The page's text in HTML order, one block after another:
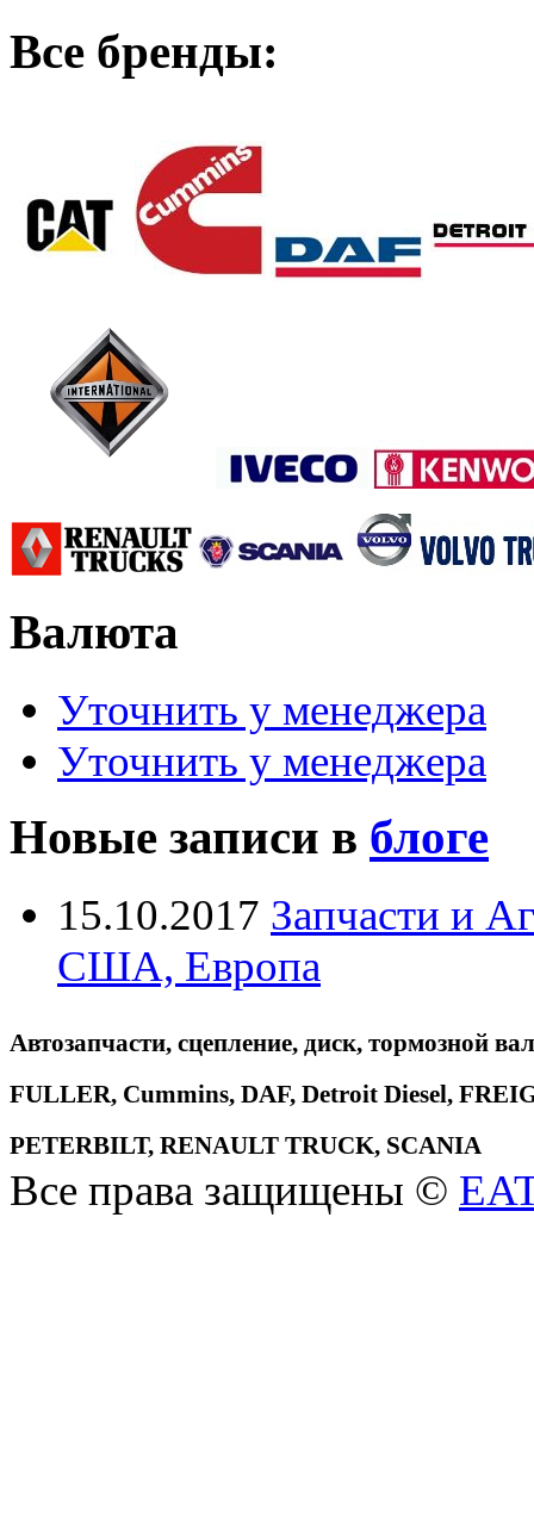
Все бренды:
Валюта
Уточнить у менеджера
Уточнить у менеджера
Новые записи в блоге
15.10.2017 Запчасти и
США, Европа
Автозапчасти, сцепление, диск, тормозной
FULLER, Cummins, DAF, Detroit Diesel,
PETERBILT, RENAULT TRUCK, SCANIA
Все права защищены ©